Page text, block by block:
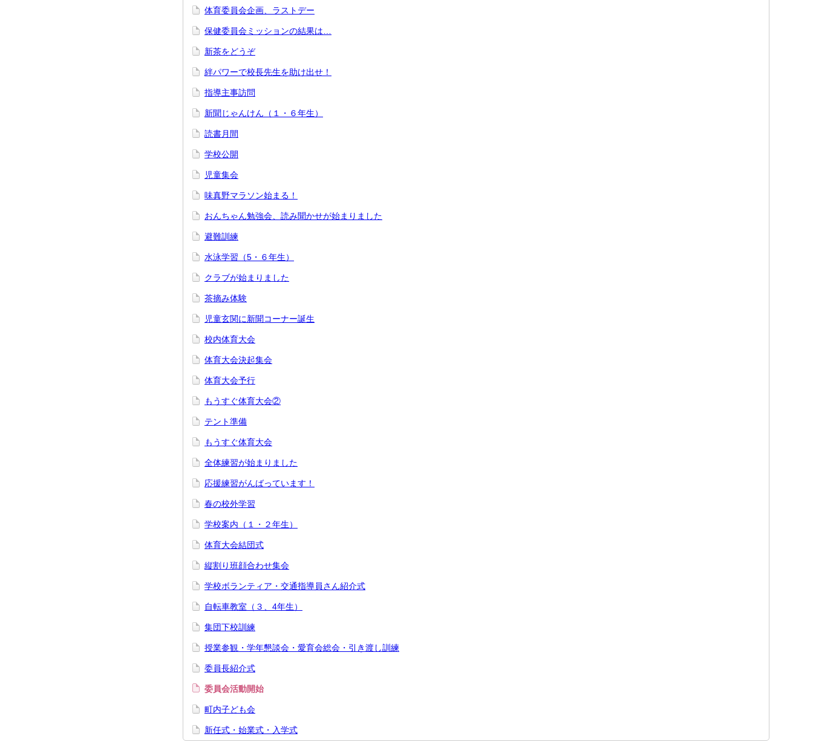
体育委員会企画、ラストデー
保健委員会ミッションの結果は…
新茶をどうぞ
絆パワーで校長先生を助け出せ！
指導主事訪問
新聞じゃんけん（１・６年生）
読書月間
学校公開
児童集会
味真野マラソン始まる！
おんちゃん勉強会、読み聞かせが始まりました
避難訓練
水泳学習（5・６年生）
クラブが始まりました
茶摘み体験
児童玄関に新聞コーナー誕生
校内体育大会
体育大会決起集会
体育大会予行
もうすぐ体育大会②
テント準備
もうすぐ体育大会
全体練習が始まりました
応援練習がんばっています！
春の校外学習
学校案内（１・２年生）
体育大会結団式
縦割り班顔合わせ集会
学校ボランティア・交通指導員さん紹介式
自転車教室（３、4年生）
集団下校訓練
授業参観・学年懇談会・愛育会総会・引き渡し訓練
委員長紹介式
委員会活動開始
町内子ども会
新任式・始業式・入学式